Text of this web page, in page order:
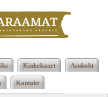
iga naine, Diana
ee
Kinkekaart Asukoht
Kontakt